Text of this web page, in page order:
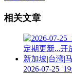
相关文章
2026-07-